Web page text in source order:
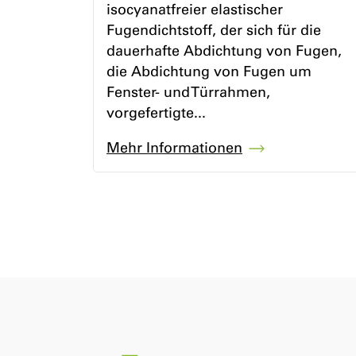
isocyanatfreier elastischer
Fugendichtstoff, der sich für die
dauerhafte Abdichtung von Fugen,
die Abdichtung von Fugen um
Fenster- und Türrahmen,
vorgefertigte...
Mehr Informationen